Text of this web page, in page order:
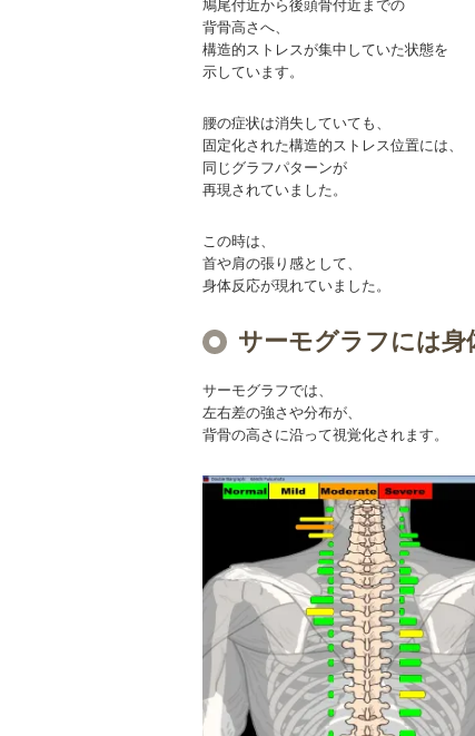
鳩尾付近から後頭骨付近までの
背骨高さへ、
構造的ストレスが集中していた状態を
示しています。
腰の症状は消失していても、
固定化された構造的ストレス位置には、
同じグラフパターンが
再現されていました。
この時は、
首や肩の張り感として、
身体反応が現れていました。
サーモグラフには身
サーモグラフでは、
左右差の強さや分布が、
背骨の高さに沿って視覚化されます。